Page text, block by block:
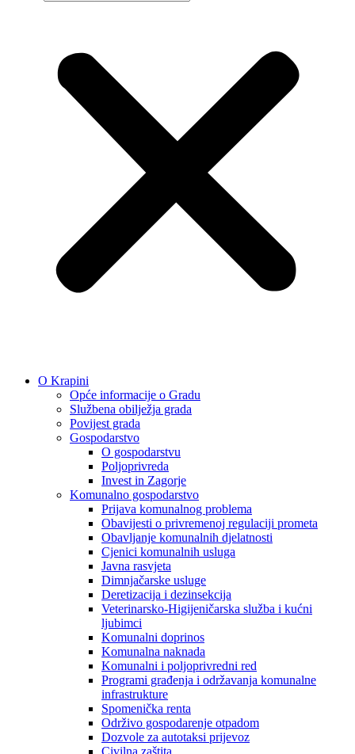
O Krapini
Opće informacije o Gradu
Službena obilježja grada
Povijest grada
Gospodarstvo
O gospodarstvu
Poljoprivreda
Invest in Zagorje
Komunalno gospodarstvo
Prijava komunalnog problema
Obavijesti o privremenoj regulaciji prometa
Obavljanje komunalnih djelatnosti
Cjenici komunalnih usluga
Javna rasvjeta
Dimnjačarske usluge
Deretizacija i dezinsekcija
Veterinarsko-Higijeničarska služba i kućni
ljubimci
Komunalni doprinos
Komunalna naknada
Komunalni i poljoprivredni red
Programi građenja i održavanja komunalne
infrastrukture
Spomenička renta
Održivo gospodarenje otpadom
Dozvole za autotaksi prijevoz
Civilna zaštita